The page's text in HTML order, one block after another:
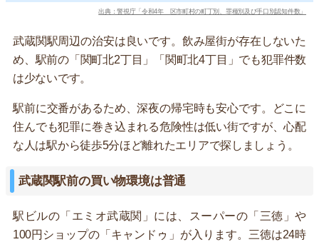
出典：警視庁「令和4年 区市町村の町丁別、罪種別及び手口別認知件数」
武蔵関駅周辺の治安は良いです。飲み屋街が存在しないた
め、駅前の「関町北2丁目」「関町北4丁目」でも犯罪件数
は少ないです。
駅前に交番があるため、深夜の帰宅時も安心です。どこに
住んでも犯罪に巻き込まれる危険性は低い街ですが、心配
な人は駅から徒歩5分ほど離れたエリアで探しましょう。
武蔵関駅前の買い物環境は普通
駅ビルの「エミオ武蔵関」には、スーパーの「三徳」や
100円ショップの「キャンドゥ」が入ります。三徳は24時